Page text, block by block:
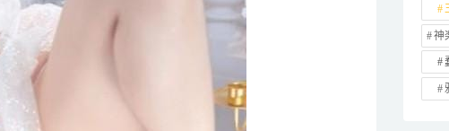
神